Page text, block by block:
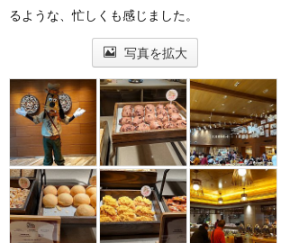
るような、忙しくも感じました。
写真を拡大